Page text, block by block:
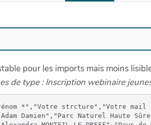
pour les imports mais moins
de type : Inscription webinaire
*","Votre strcture","Votre
Damien","Parc Naturel Haute